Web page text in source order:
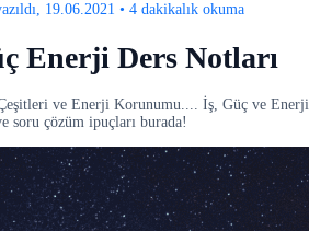
19.06.2021 • 4 dakikalık okuma
Enerji Ders Notları
ve Enerji Korunumu.... İş, Güç ve Enerji
soru çözüm ipuçları burada!